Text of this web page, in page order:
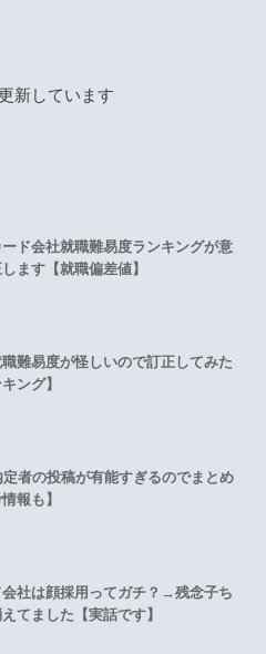
新しています
ド会社就職難易度ランキングが意
ます【就職偏差値】
難易度が怪しいので訂正してみた
ング】
者の投稿が有能すぎるのでまとめ
報も】
社は顔採用ってガチ？→残念子ち
てました【実話です】